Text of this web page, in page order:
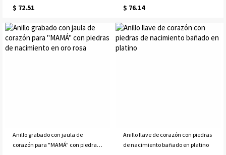
bañado en platino
$ 72.51
bañado en oro
$ 76.14
Anillo grabado con jaula de
corazón para "MAMÁ" con piedras
Anillo llave de corazón con piedras
de nacimiento bañado en platino